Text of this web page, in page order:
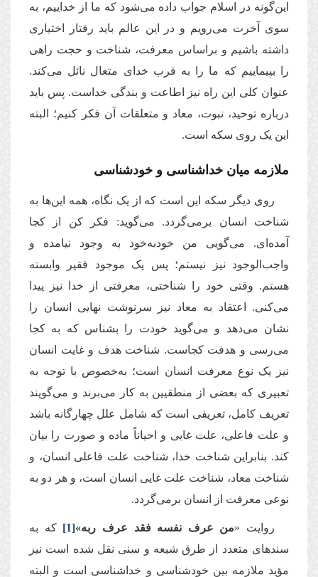
این‌گونه در اسلام جواب داده می‌شود که ما از خداییم، به
سوی آخرت می‌رویم و در این عالم باید رفتار اختیاری
داشته باشیم و براساس معرفت، شناخت و حجت راهی
را بپیماییم که ما را به قرب خدای متعال نائل می‌کند.
عنوان کلی این راه نیز اطاعت و بندگی خداست. پس باید
درباره توحید، نبوت، معاد و متعلقات آن فکر کنیم؛ البته
این یک‌ روی سکه است.
ملازمه میان خداشناسی و خودشناسی
روی دیگر سکه این است که از یک نگاه، همه این‌ها به
شناخت انسان برمی‌گردد. می‌گوید: فکر کن از کجا
آمده‌ای. می‌‌گویی من خود‌به‌خود به وجود نیامده و
واجب‌‌الوجود نیز نیستم؛ پس یک موجود فقیر وابسته
هستم. وقتی خود را شناختی، معرفتی از خدا نیز پیدا
می‌کنی. اعتقاد به معاد نیز سرنوشت نهایی انسان را
نشان می‌دهد و می‌گوید خودت را بشناس که به کجا
می‌رسی و هدفت کجاست. شناخت هدف و غایت انسان
نیز یک نوع معرفت انسان است؛ به‌‌خصوص با توجه به
تعبیری که بعضی از منطقیین به کار می‌برند و می‌گویند
تعریف کامل، تعریفی است که شامل علل چهارگانه باشد
و علت فاعلی، علت غایی و احیاناً ماده و صورت را بیان
کند. بنابراین شناخت خدا، شناخت علت فاعلی انسان، و
شناخت معاد، شناخت علت غایی انسان است، و هر دو به
نوعی معرفت از انسان برمی‌گردد.
روایت «من عرف نفسه فقد عرف ربه»[1] که به
سندهای متعدد از طرق شیعه و سنی نقل شده است نیز
مؤید ملازمه بین خودشناسی و خداشناسی است و البته